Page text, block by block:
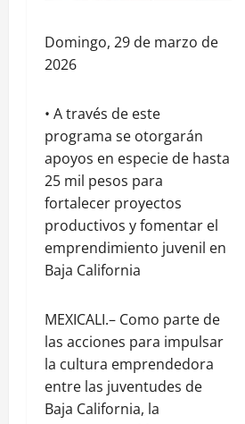
Domingo, 29 de marzo de
2026
• A través de este
programa se otorgarán
apoyos en especie de hasta
25 mil pesos para
fortalecer proyectos
productivos y fomentar el
emprendimiento juvenil en
Baja California
MEXICALI.– Como parte de
las acciones para impulsar
la cultura emprendedora
entre las juventudes de
Baja California, la